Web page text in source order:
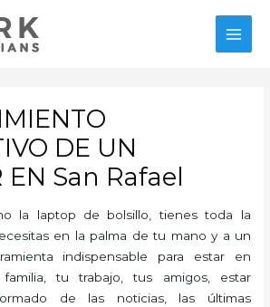
DE UN
San Rafael
la laptop de bolsillo, tienes toda la
en la palma de tu mano y a un
indispensable para estar en
tu trabajo, tus amigos, estar
de las noticias, las últimas